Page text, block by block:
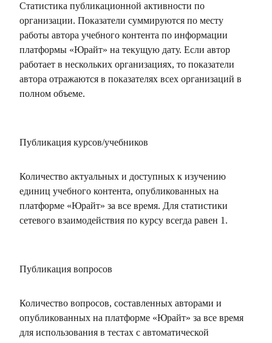
Статистика публикационной активности по
организации. Показатели суммируются по месту
работы автора учебного контента по информации
платформы «Юрайт» на текущую дату. Если автор
работает в нескольких организациях, то показатели
автора отражаются в показателях всех организаций в
полном объеме.
Публикация курсов/учебников
Количество актуальных и доступных к изучению
единиц учебного контента, опубликованных на
платформе «Юрайт» за все время. Для статистики
сетевого взаимодействия по курсу всегда равен 1.
Публикация вопросов
Количество вопросов, составленных авторами и
опубликованных на платформе «Юрайт» за все время
для использования в тестах с автоматической